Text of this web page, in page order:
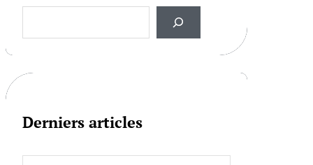
a
h
Derniers articles